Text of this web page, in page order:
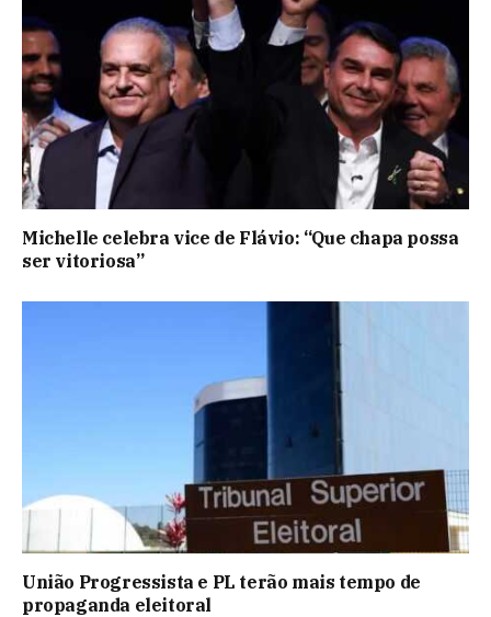
Michelle celebra vice de Flávio: “Que chapa possa
ser vitoriosa”
União Progressista e PL terão mais tempo de
propaganda eleitoral